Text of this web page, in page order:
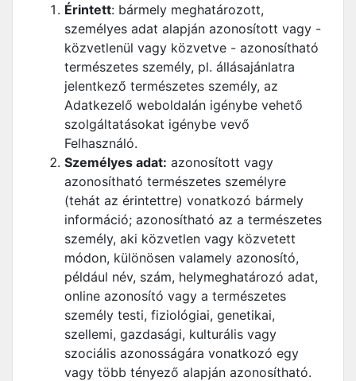
Érintett: bármely meghatározott,
személyes adat alapján azonosított vagy -
közvetlenül vagy közvetve - azonosítható
természetes személy, pl. állásajánlatra
jelentkező természetes személy, az
Adatkezelő weboldalán igénybe vehető
szolgáltatásokat igénybe vevő
Felhasználó.
Személyes adat: azonosított vagy
azonosítható természetes személyre
(tehát az érintettre) vonatkozó bármely
információ; azonosítható az a természetes
személy, aki közvetlen vagy közvetett
módon, különösen valamely azonosító,
például név, szám, helymeghatározó adat,
online azonosító vagy a természetes
személy testi, fiziológiai, genetikai,
szellemi, gazdasági, kulturális vagy
szociális azonosságára vonatkozó egy
vagy több tényező alapján azonosítható.